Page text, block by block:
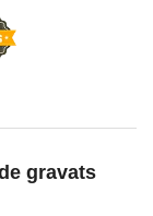
gravats